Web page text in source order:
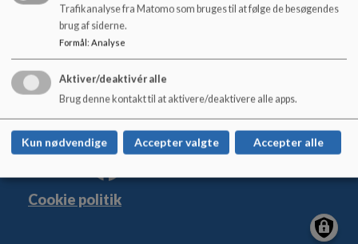
Nygade 17, 6600 Vejen
osterbyskolen@vejen.dk
+45 79 96 56 00
EAN NR.
5798005403906
Tilgængelighedserklæring
Sitemap
Cookie politik
Trafikanalyse fra Matomo som bruges til at følge de besøgendes
brug af siderne.
Formål: Analyse
Aktiver/deaktivér alle
Brug denne kontakt til at aktivere/deaktivere alle apps.
Kun nødvendige Accepter valgte Accepter alle